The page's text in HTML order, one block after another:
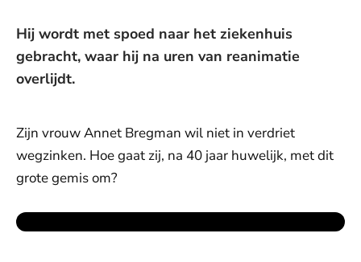
Hij wordt met spoed naar het ziekenhuis
gebracht, waar hij na uren van reanimatie
overlijdt.
Zijn vrouw Annet Bregman wil niet in verdriet
wegzinken. Hoe gaat zij, na 40 jaar huwelijk, met dit
grote gemis om?